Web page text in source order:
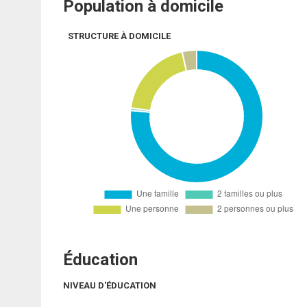
Population à domicile
STRUCTURE À DOMICILE
Éducation
NIVEAU D'ÉDUCATION